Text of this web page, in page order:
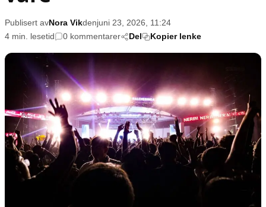
Populær
Animasjon
Sosiale medier
Filmkveld
Seervaner
Soundtrack
Retningslinjer
Annonsepolicy
Cookiepolicy
Etiske retningslinjer
Personvernerklæring
Redaksjonell policy
Informasjon
Publisert avNora Vikdenjuni 23, 2026, 11:24
4 min. lesetid
0 kommentarer Del Kopier lenke